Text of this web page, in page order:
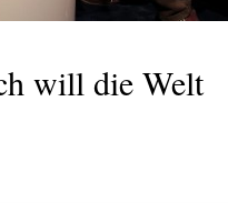
will die Welt